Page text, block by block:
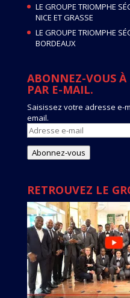
LE GROUPE TRIOMPHE
NICE ET GRASSE
LE GROUPE TRIOMPHE
BORDEAUX
ABONNEZ-VOUS
PAR E-MAIL.
Saisissez votre adresse e-
email.
Adresse
e-
mail
Abonnez-vous
RETROUVEZ LE